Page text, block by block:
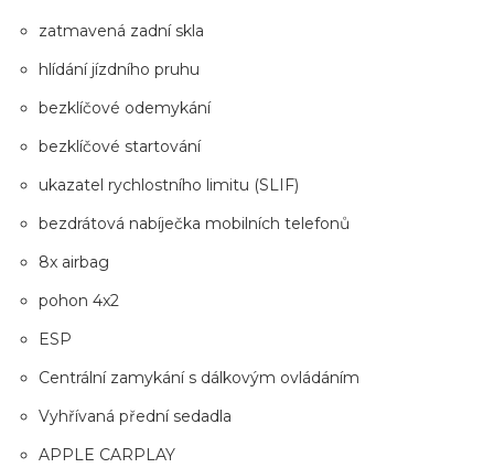
zatmavená zadní skla
hlídání jízdního pruhu
bezklíčové odemykání
bezklíčové startování
ukazatel rychlostního limitu (SLIF)
bezdrátová nabíječka mobilních telefonů
8x airbag
pohon 4x2
ESP
Centrální zamykání s dálkovým ovládáním
Vyhřívaná přední sedadla
APPLE CARPLAY